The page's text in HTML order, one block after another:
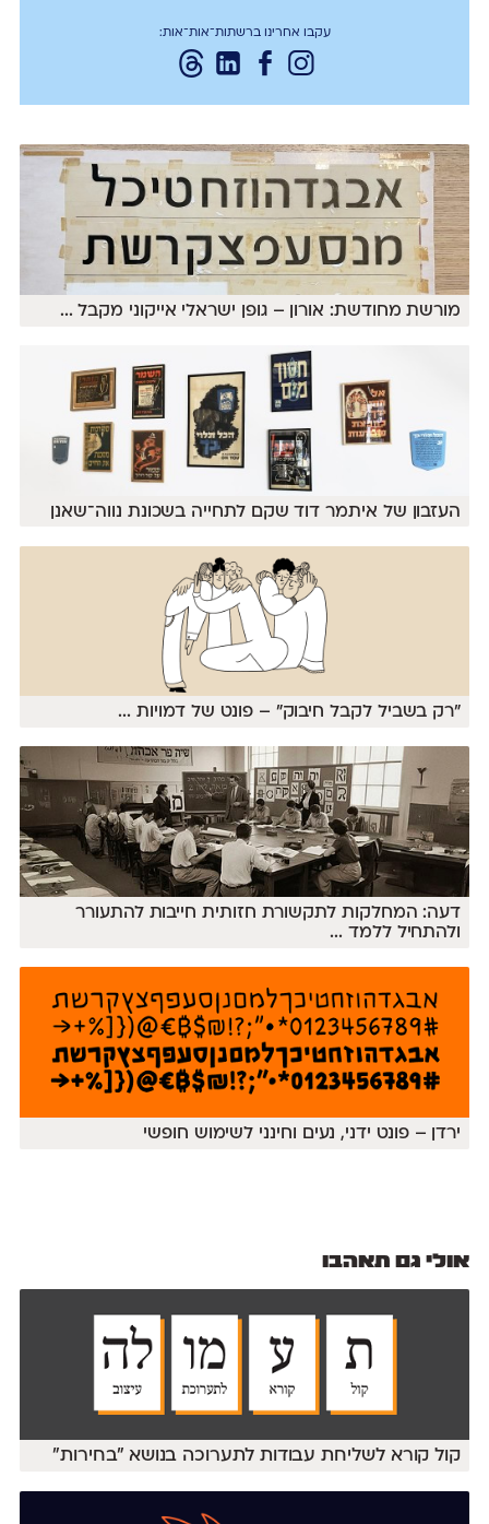
עקבו אחרינו ברשתות־אות־אות:
מורשת מחודשת: אורון – גופן ישראלי אייקוני מקבל...
העזבון של איתמר דוד שקם לתחייה בשכונת נווה־שאנן
״רק בשביל לקבל חיבוק״ – פונט של דמויות ...
דעה: המחלקות לתקשורת חזותית חייבות להתעורר
ולהתחיל ללמד ...
ירדן – פונט ידני, נעים וחינני לשימוש חופשי
אולי גם תאהבו
קול קורא לשליחת עבודות לתערוכה בנושא ״בחירות״